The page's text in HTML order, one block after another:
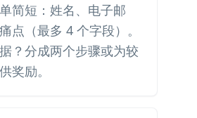
简短：姓名、电子邮
点（最多 4 个字段）。
？分成两个步骤或为较
奖励。